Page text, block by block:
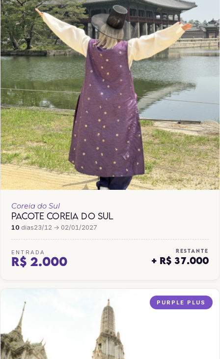
Coreia do Sul
PACOTE COREIA DO SUL
10 dias23/12 → 02/01/2027
ENTRADA
R$ 2.000
RESTANTE
+ R$ 37.000
PURPLE PLUS